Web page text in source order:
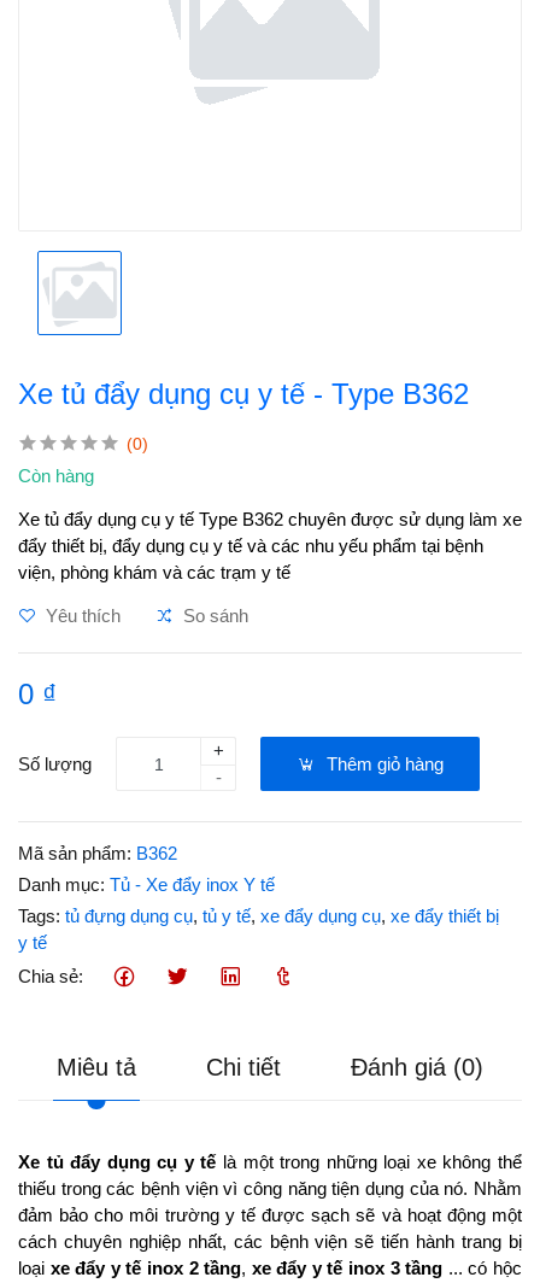
Xe tủ đẩy dụng cụ y tế - Type B362
(0)
Còn hàng
Xe tủ đẩy dụng cụ y tế Type B362 chuyên được sử dụng làm xe
đẩy thiết bị, đẩy dụng cụ y tế và các nhu yếu phẩm tại bệnh
viện, phòng khám và các trạm y tế
Yêu thích So sánh
0 ₫
Số lượng
+
-
Thêm giỏ hàng
Mã sản phẩm: B362
Danh mục: Tủ - Xe đẩy inox Y tế
Tags: tủ đựng dụng cụ, tủ y tế, xe đẩy dụng cụ, xe đẩy thiết bị
y tế
Chia sẻ:
Miêu tả Chi tiết Đánh giá (0)
Xe tủ đẩy dụng cụ y tế là một trong những loại xe không thể
thiếu trong các bệnh viện vì công năng tiện dụng của nó. Nhằm
đảm bảo cho môi trường y tế được sạch sẽ và hoạt động một
cách chuyên nghiệp nhất, các bệnh viện sẽ tiến hành trang bị
loại xe đẩy y tế inox 2 tầng, xe đẩy y tế inox 3 tầng ... có hộc